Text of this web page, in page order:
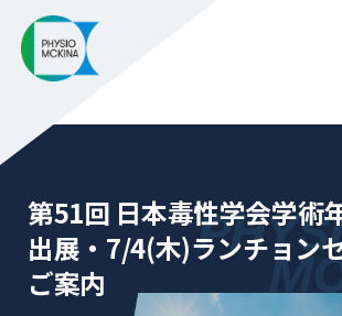
第51回 日本毒性学会学
出展・7/4(木)ランチョン
ご案内